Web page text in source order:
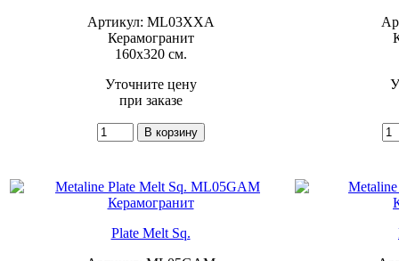
Артикул: ML03XXA
Керамогранит
160x320 см.
Уточните цену
при заказе
Plate Melt Sq.